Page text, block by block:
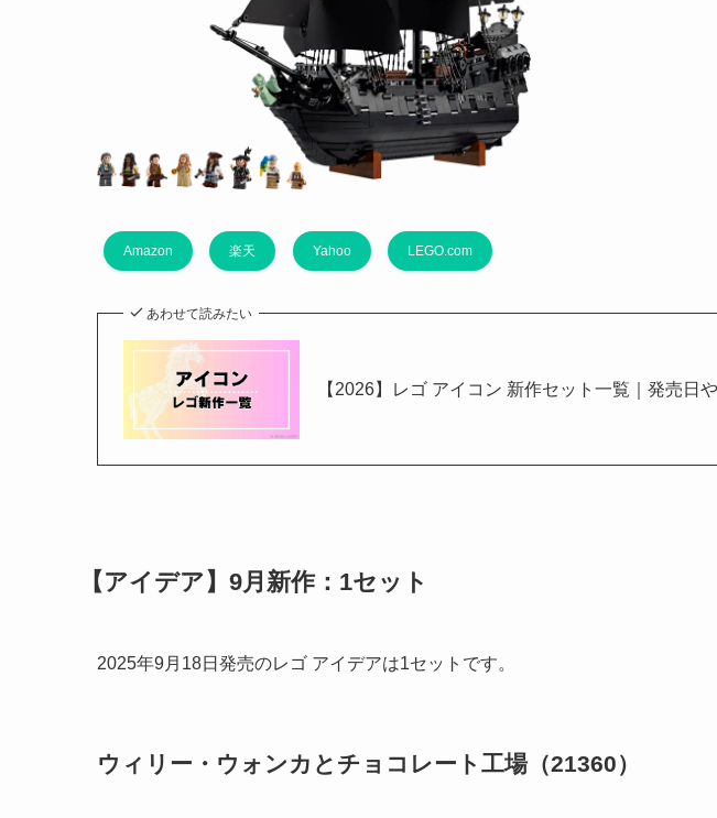
Amazon 楽天 Yahoo LEGO.com
あわせて読みたい
【2026】レゴ アイコン 新作セット一覧｜発売日
【アイデア】9月新作：1セット
2025年9月18日発売のレゴ アイデアは1セットです。
ウィリー・ウォンカとチョコレート工場（21360）